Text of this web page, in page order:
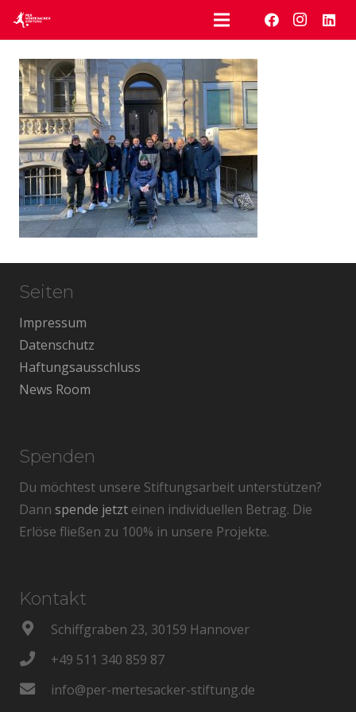
Seiten
Impressum
Datenschutz
Haftungsausschluss
News Room
Spenden
Du möchtest unsere Stiftungsarbeit unterstützen?
Dann spende jetzt einen individuellen Betrag. Die
Erlöse fließen zu 100% in unsere Projekte.
Kontakt
Schiffgraben 23, 30159 Hannover
+49 511 340 859 87
info@per-mertesacker-stiftung.de